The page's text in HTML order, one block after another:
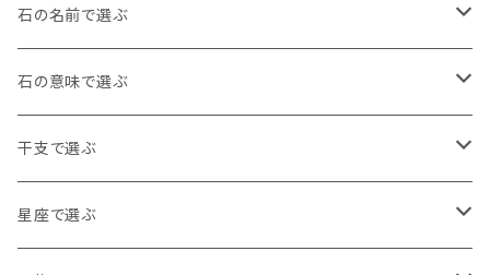
タイガーズアイ
レッドタイガーズアイ
ルビーぐるぐる負ける気がしねぇブレス
龍の手ブレス
右利き用8㎜
右利き用10㎜
月神様の縁日ブレス
水晶バージョン
十三仏ブレス
白・透明
黒・茶色
青
赤
石の名前で選ぶ
アイオライト
アイリスクォーツ
アクアマリン
石の意味で選ぶ
魔除け
健康・長寿
干支で選ぶ
子年 アンバー
星座で選ぶ